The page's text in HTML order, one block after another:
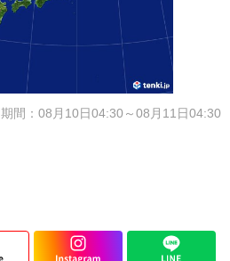
期間：08月10日04:30～08月11日04:30